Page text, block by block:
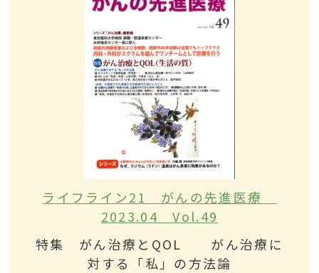
ライフライン21 がんの先進医療
2023.04 Vol.49
特集 がん治療とQOL がん治療に
対する「私」の方法論